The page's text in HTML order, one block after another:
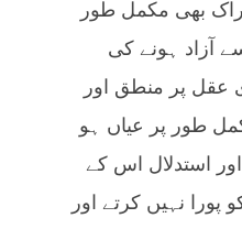
بھی مکمل طور
آزاد ہونے کی
پر منطق اور
طور پر عیاں ہو
استدلال اس کے
نہیں کرتے اور